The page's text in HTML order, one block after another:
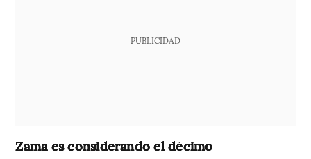
PUBLICIDAD
Zama es considerando el décimo